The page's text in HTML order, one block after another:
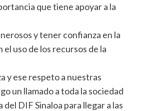
que tiene apoyar a la
y tener confianza en la
uso de los recursos de la
y ese respeto a nuestras
un llamado a toda la sociedad
DIF Sinaloa para llegar a las